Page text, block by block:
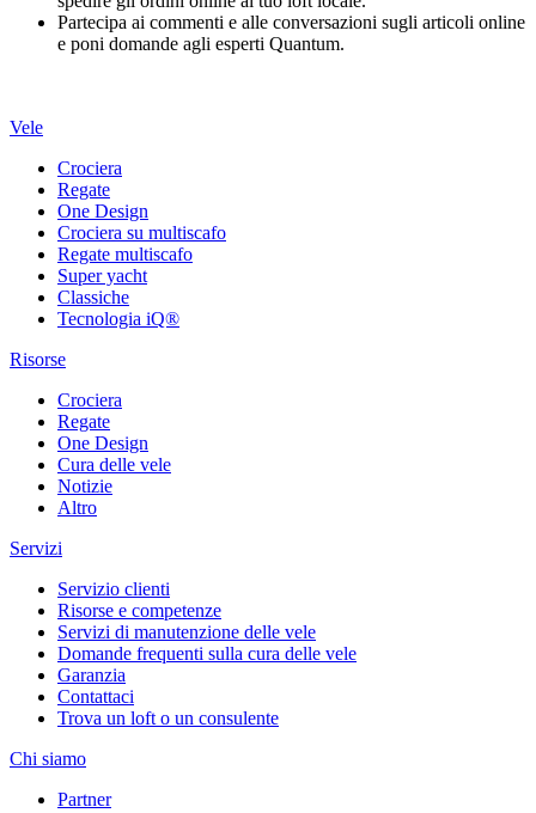
Partecipa ai commenti e alle conversazioni sugli articoli online
e poni domande agli esperti Quantum.
Vele
Crociera
Regate
One Design
Crociera su multiscafo
Regate multiscafo
Super yacht
Classiche
Tecnologia iQ®
Risorse
Crociera
Regate
One Design
Cura delle vele
Notizie
Altro
Servizi
Servizio clienti
Risorse e competenze
Servizi di manutenzione delle vele
Domande frequenti sulla cura delle vele
Garanzia
Contattaci
Trova un loft o un consulente
Chi siamo
Partner